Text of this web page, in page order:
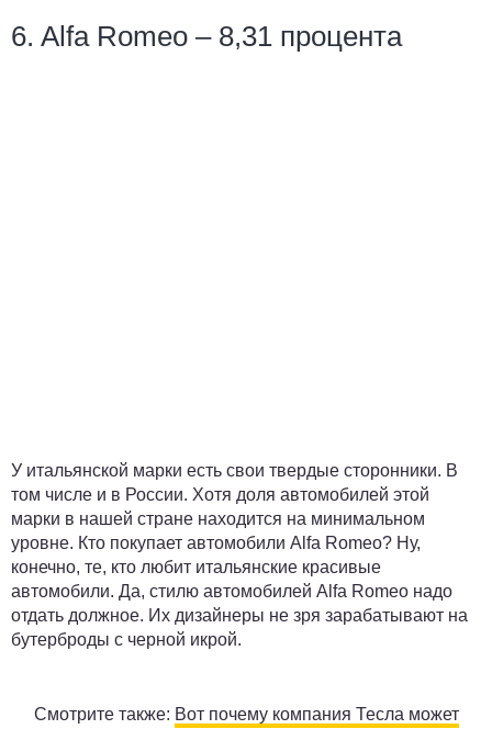
6. Alfa Romeo – 8,31 процента
У итальянской марки есть свои твердые сторонники. В
том числе и в России. Хотя доля автомобилей этой
марки в нашей стране находится на минимальном
уровне. Кто покупает автомобили Alfa Romeo? Ну,
конечно, те, кто любит итальянские красивые
автомобили. Да, стилю автомобилей Alfa Romeo надо
отдать должное. Их дизайнеры не зря зарабатывают на
бутерброды с черной икрой.
Смотрите также: Вот почему компания Тесла может